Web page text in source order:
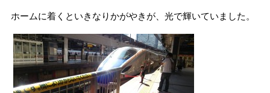
ホームに着くといきなりかがやきが、光で輝いていました。